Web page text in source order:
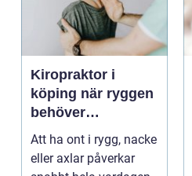
Kiropraktor i
köping när ryggen
behöver
professionell hjälp
Att ha ont i rygg, nacke
eller axlar påverkar